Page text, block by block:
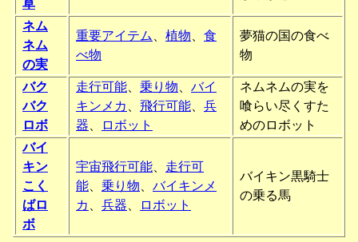
草
ネム
ネム
の実
重要アイテム 植物
食
べ物
夢猫の国の食べ
物
バク
バク
ロボ
走行可能 乗り物
バイ
キンメカ
飛行可能
兵
器
ロボット
ネムネムの実を
喰らい尽くすた
めのロボット
バイ
キン
こく
ばロ
ボ
宇宙飛行可能
走行可
能
乗り物
バイキンメ
カ
兵器 ロボット
バイキン黒騎士
の乗る馬